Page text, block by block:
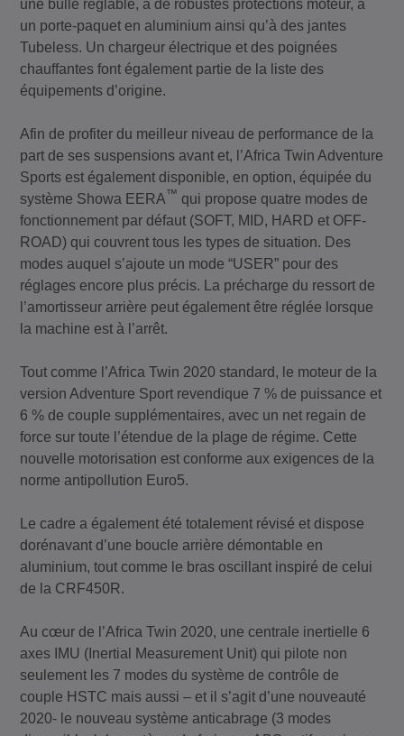
une bulle réglable, à de robustes protections moteur, à
un porte-paquet en aluminium ainsi qu’à des jantes
Tubeless. Un chargeur électrique et des poignées
chauffantes font également partie de la liste des
équipements d’origine.
Afin de profiter du meilleur niveau de performance de la
part de ses suspensions avant et, l’Africa Twin Adventure
Sports est également disponible, en option, équipée du
système Showa EERA™ qui propose quatre modes de
fonctionnement par défaut (SOFT, MID, HARD et OFF-
ROAD) qui couvrent tous les types de situation. Des
modes auquel s’ajoute un mode “USER” pour des
réglages encore plus précis. La précharge du ressort de
l’amortisseur arrière peut également être réglée lorsque
la machine est à l’arrêt.
Tout comme l’Africa Twin 2020 standard, le moteur de la
version Adventure Sport revendique 7 % de puissance et
6 % de couple supplémentaires, avec un net regain de
force sur toute l’étendue de la plage de régime. Cette
nouvelle motorisation est conforme aux exigences de la
norme antipollution Euro5.
Le cadre a également été totalement révisé et dispose
dorénavant d’une boucle arrière démontable en
aluminium, tout comme le bras oscillant inspiré de celui
de la CRF450R.
Au cœur de l’Africa Twin 2020, une centrale inertielle 6
axes IMU (Inertial Measurement Unit) qui pilote non
seulement les 7 modes du système de contrôle de
couple HSTC mais aussi – et il s’agit d’une nouveauté
2020- le nouveau système anticabrage (3 modes